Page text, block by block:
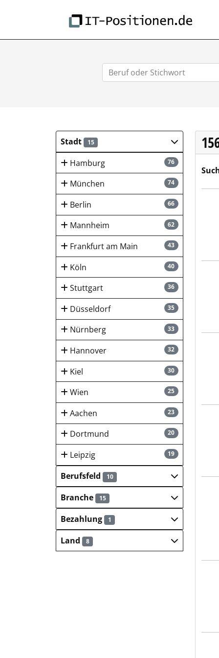
Stadt 15
76
Hamburg
74
München
66
Berlin
62
Mannheim
43
Frankfurt am Main
40
Köln
36
Stuttgart
35
Düsseldorf
33
Nürnberg
32
Hannover
30
Kiel
25
Wien
23
Aachen
20
Dortmund
19
Leipzig
Berufsfeld
10
Branche 15
Bezahlung 1
Land 8